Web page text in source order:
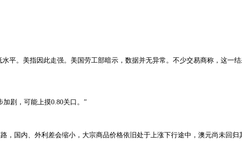
。美指因此走强。美国劳工部暗示，数据并无异常。不少交易商称，这一
剧，可能上摸0.80关口。”
内、外利差会缩小，大宗商品价格依旧处于上涨下行途中，澳元尚未回归